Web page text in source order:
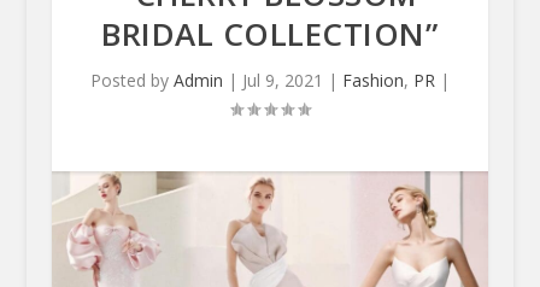
BRIDAL COLLECTION”
Posted by Admin | Jul 9, 2021 | Fashion, PR|